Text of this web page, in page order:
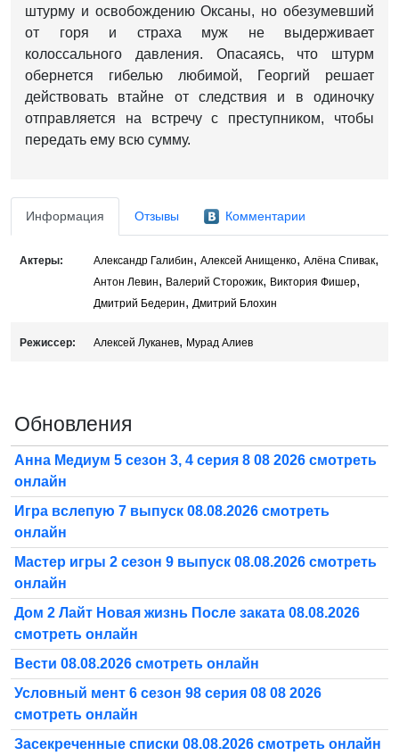
штурму и освобождению Оксаны, но обезумевший
от горя и страха муж не выдерживает
колоссального давления. Опасаясь, что штурм
обернется гибелью любимой, Георгий решает
действовать втайне от следствия и в одиночку
отправляется на встречу с преступником, чтобы
передать ему всю сумму.
Информация Отзывы Комментарии
Актеры: Александр Галибин, Алексей Анищенко, Алёна Спивак,
Антон Левин, Валерий Сторожик, Виктория Фишер,
Дмитрий Бедерин, Дмитрий Блохин
Режиссер: Алексей Луканев, Мурад Алиев
Обновления
Анна Медиум 5 сезон 3, 4 серия 8 08 2026 смотреть
онлайн
Игра вслепую 7 выпуск 08.08.2026 смотреть
онлайн
Мастер игры 2 сезон 9 выпуск 08.08.2026 смотреть
онлайн
Дом 2 Лайт Новая жизнь После заката 08.08.2026
смотреть онлайн
Вести 08.08.2026 смотреть онлайн
Условный мент 6 сезон 98 серия 08 08 2026
смотреть онлайн
Засекреченные списки 08.08.2026 смотреть онлайн